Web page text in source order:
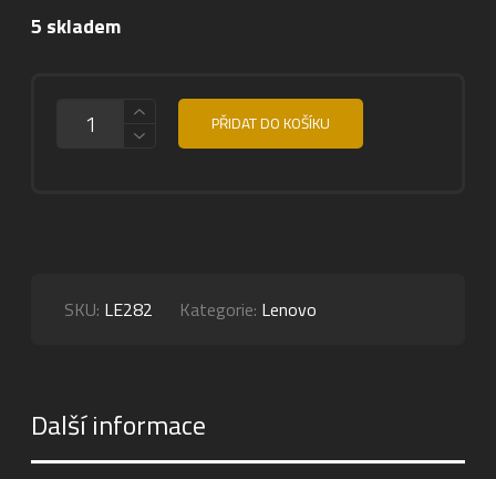
5 skladem
PŘIDAT DO KOŠÍKU
SKU: LE282 Kategorie: Lenovo
Další informace